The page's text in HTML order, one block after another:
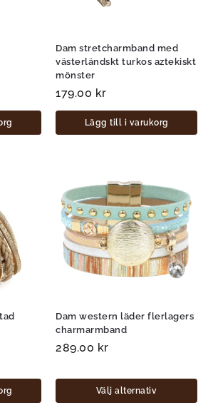
Dam stretcharmband med
västerländskt turkos aztekiskt
mönster
179.00 kr
Lägg till i varukorg
Dam western läder flerlagers
charmarmband
289.00 kr
Välj alternativ